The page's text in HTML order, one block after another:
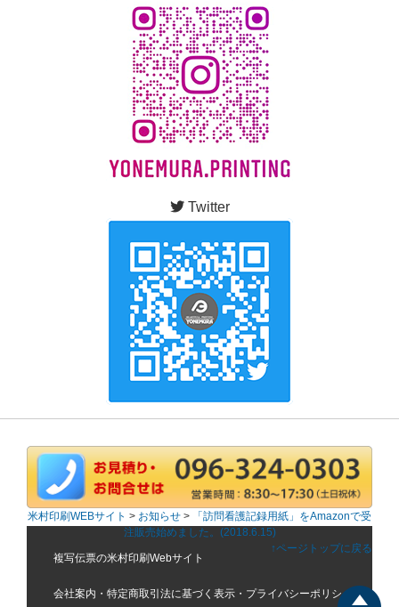
Twitter
米村印刷WEBサイト > お知らせ >
「訪問看護記録用紙」をAmazonで受
注販売始めました。(2018.6.15)
↑ページトップに戻る
複写伝票の米村印刷Webサイト
会社案内 ・ 特定商取引法に基づく表示 ・ プライバシーポリシ